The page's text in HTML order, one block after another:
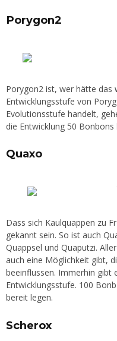
Porygon2
Porygon2 ist, wer hätte das
Entwicklungsstufe von
Evolutionsstufe handelt,
die Entwicklung 50 Bonbons
Quaxo
Dass sich Kaulquappen zu
gekannt sein. So ist auch
Quappsel und Quaputzi.
auch eine Möglichkeit gibt,
beeinflussen. Immerhin gibt
Entwicklungsstufe. 100
bereit legen.
Scherox